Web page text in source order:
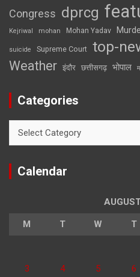
Congress dprcg
Kejriwal mohan Mohan Yadav
suicide Supreme Court top-
Weather इंदौर छत्तीसगढ़ भोपाल
Categories
Calendar
M T W T
3 4 5 6